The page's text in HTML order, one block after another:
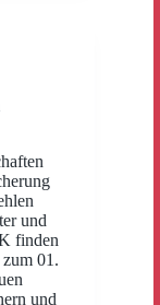
und
finden
zum 01.
und